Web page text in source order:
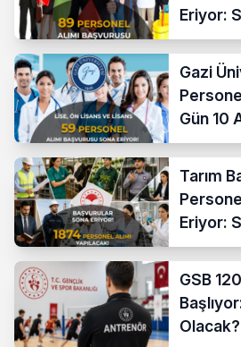
Eriyor:
Zaman?
Gazi
Gün 10
Tarım
Eriyor:
KPSS
GSB
Olacak?